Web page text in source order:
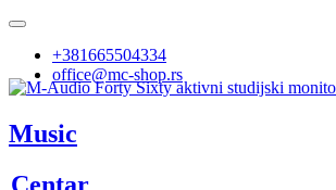
+381665504334
office@mc-shop.rs
Music